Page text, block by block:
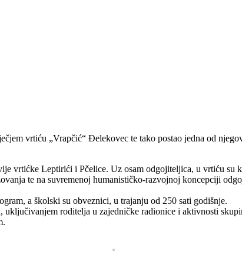
vrtiću „Vrapčić“ Đelekovec te tako postao jedna od
vrtićke Leptirići i Pčelice. Uz osam odgojiteljica, u vrtiću su
te na suvremenoj humanističko-razvojnoj koncepciji
a školski su obveznici, u trajanju od 250 sati godišnje.
roditelja u zajedničke radionice i aktivnosti